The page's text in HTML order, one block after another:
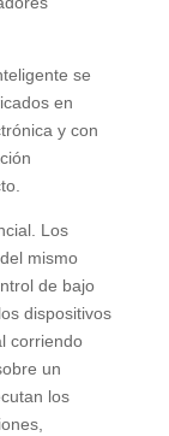
se
en
y con
Los
mismo
de bajo
dispositivos
corriendo
un
los